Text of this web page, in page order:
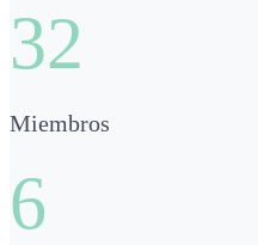
32
Miembros
6